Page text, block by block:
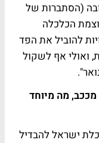
(הסתברות של
מצד שני, במבט ל-2025, עוצמת הכלכלה
להוביל את הפד
ואולי אף לשקול
בוא נחזור לישראל – מדד תל אביב 90 מככב, מה מיוחד
כלכלת ישראל להבדיל